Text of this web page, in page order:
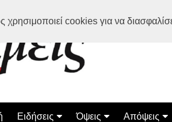
χρησιμοποιεί cookies για να
Ειδήσεις Όψεις Απόψεις